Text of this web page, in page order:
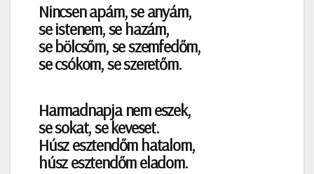
Nincsen apám, se anyám,
se istenem, se hazám,
se bölcsőm, se szemfedőm,
se csókom, se szeretőm.
Harmadnapja nem eszek,
se sokat, se keveset.
Húsz esztendőm hatalom,
húsz esztendőm eladom.